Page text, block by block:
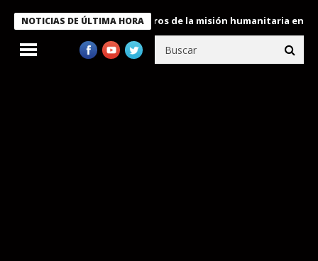
NOTICIAS DE ÚLTIMA HORA
condecora a miembros de la misión humanitaria enviada a